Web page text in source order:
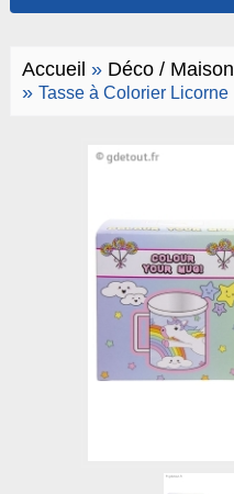
Accueil » Déco / Maison
» Tasse à Colorier Licorne